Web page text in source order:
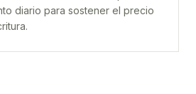
diario para sostener el precio